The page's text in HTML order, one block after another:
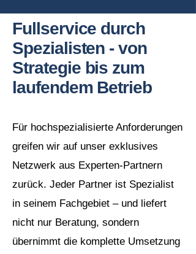
Fullservice durch
Spezialisten - von
Strategie bis zum
laufendem Betrieb
Für hochspezialisierte Anforderungen
greifen wir auf unser exklusives
Netzwerk aus Experten-Partnern
zurück. Jeder Partner ist Spezialist
in seinem Fachgebiet – und liefert
nicht nur Beratung, sondern
übernimmt die komplette Umsetzung